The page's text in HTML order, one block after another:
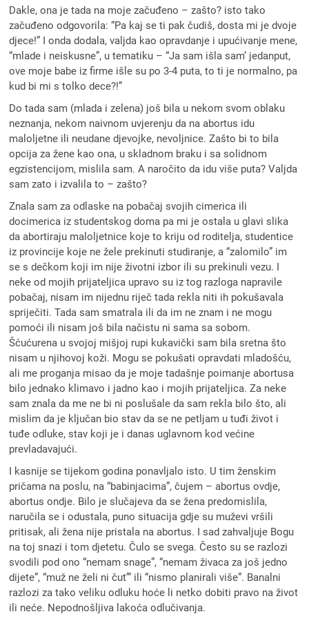
Dakle, ona je tada na moje začuđeno – zašto? isto tako
začuđeno odgovorila: “Pa kaj se ti pak čudiš, dosta mi je dvoje
djece!” I onda dodala, valjda kao opravdanje i upućivanje mene,
“mlade i neiskusne”, u tematiku – “Ja sam išla sam’ jedanput,
ove moje babe iz firme išle su po 3-4 puta, to ti je normalno, pa
kud bi mi s tolko dece?!”
Do tada sam (mlada i zelena) još bila u nekom svom oblaku
neznanja, nekom naivnom uvjerenju da na abortus idu
maloljetne ili neudane djevojke, nevoljnice. Zašto bi to bila
opcija za žene kao ona, u skladnom braku i sa solidnom
egzistencijom, mislila sam. A naročito da idu više puta? Valjda
sam zato i izvalila to – zašto?
Znala sam za odlaske na pobačaj svojih cimerica ili
docimerica iz studentskog doma pa mi je ostala u glavi slika
da abortiraju maloljetnice koje to kriju od roditelja, studentice
iz provincije koje ne žele prekinuti studiranje, a “zalomilo” im
se s dečkom koji im nije životni izbor ili su prekinuli vezu. I
neke od mojih prijateljica upravo su iz tog razloga napravile
pobačaj, nisam im nijednu riječ tada rekla niti ih pokušavala
spriječiti. Tada sam smatrala ili da im ne znam i ne mogu
pomoći ili nisam još bila načistu ni sama sa sobom.
Šćućurena u svojoj mišjoj rupi kukavički sam bila sretna što
nisam u njihovoj koži. Mogu se pokušati opravdati mladošću,
ali me proganja misao da je moje tadašnje poimanje abortusa
bilo jednako klimavo i jadno kao i mojih prijateljica. Za neke
sam znala da me ne bi ni poslušale da sam rekla bilo što, ali
mislim da je ključan bio stav da se ne petljam u tuđi život i
tuđe odluke, stav koji je i danas uglavnom kod većine
prevladavajući.
I kasnije se tijekom godina ponavljalo isto. U tim ženskim
pričama na poslu, na “babinjacima”, čujem – abortus ovdje,
abortus ondje. Bilo je slučajeva da se žena predomislila,
naručila se i odustala, puno situacija gdje su muževi vršili
pritisak, ali žena nije pristala na abortus. I sad zahvaljuje Bogu
na toj snazi i tom djetetu. Čulo se svega. Često su se razlozi
svodili pod ono “nemam snage”, “nemam živaca za još jedno
dijete”, “muž ne želi ni čut’” ili “nismo planirali više”. Banalni
razlozi za tako veliku odluku hoće li netko dobiti pravo na život
ili neće. Nepodnošljiva lakoća odlučivanja.